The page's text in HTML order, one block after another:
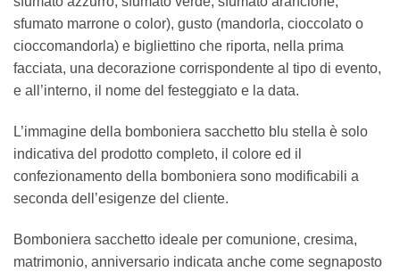
sfumato marrone o color), gusto (mandorla, cioccolato o
cioccomandorla) e bigliettino che riporta, nella prima
facciata, una decorazione corrispondente al tipo di evento,
e all’interno, il nome del festeggiato e la data.
L’immagine della bomboniera sacchetto blu stella è solo
indicativa del prodotto completo, il colore ed il
confezionamento della bomboniera sono modificabili a
seconda dell’esigenze del cliente.
Bomboniera sacchetto ideale per comunione, cresima,
matrimonio, anniversario indicata anche come segnaposto